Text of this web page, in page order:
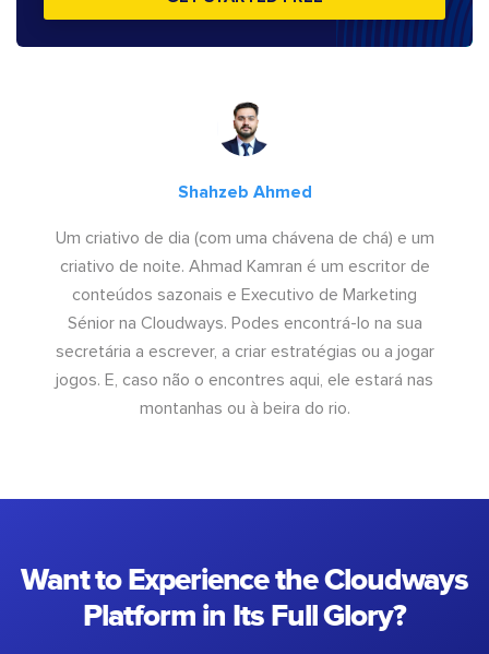
Shahzeb Ahmed
Um criativo de dia (com uma chávena de chá) e um
criativo de noite. Ahmad Kamran é um escritor de
conteúdos sazonais e Executivo de Marketing
Sénior na Cloudways. Podes encontrá-lo na sua
secretária a escrever, a criar estratégias ou a jogar
jogos. E, caso não o encontres aqui, ele estará nas
montanhas ou à beira do rio.
Want to Experience the Cloudways
Platform in Its Full Glory?